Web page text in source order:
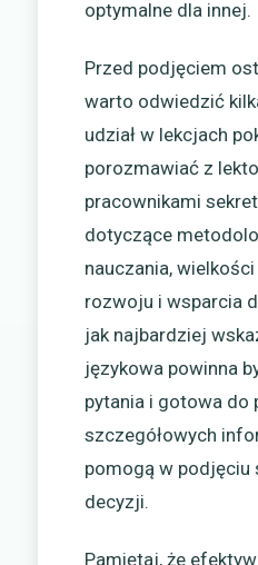
optymalne dla innej.
Przed podjęciem
warto odwiedzić
udział w lekcjach
porozmawiać z
pracownikami
dotyczące
nauczania,
rozwoju i wsparcia
jak najbardziej
językowa powinna
pytania i gotowa do
szczegółowych
pomogą w podjęciu
decyzji.
Pamiętaj, że